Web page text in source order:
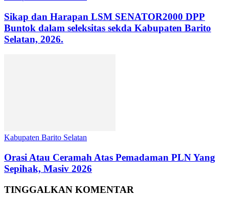
Sikap dan Harapan LSM SENATOR2000 DPP
Buntok dalam seleksitas sekda Kabupaten Barito
Selatan, 2026.
Kabupaten Barito Selatan
Orasi Atau Ceramah Atas Pemadaman PLN Yang
Sepihak, Masiv 2026
TINGGALKAN KOMENTAR